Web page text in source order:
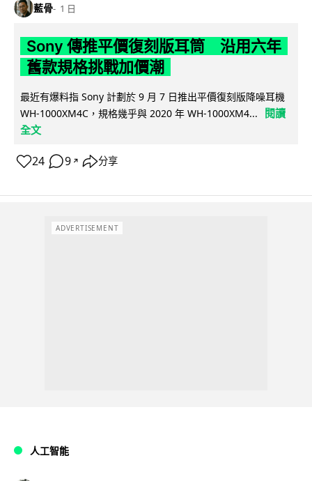
藍骨 1 日
Sony 傳推平價復刻版耳筒 沿用六年
舊款規格挑戰加價潮
最近有爆料指 Sony 計劃於 9 月 7 日推出平價復刻版降噪耳機
WH-1000XM4C，規格幾乎與 2020 年 WH-1000XM4...
閱讀
全文
24 9 ↗ 分享
ADVERTISEMENT
人工智能